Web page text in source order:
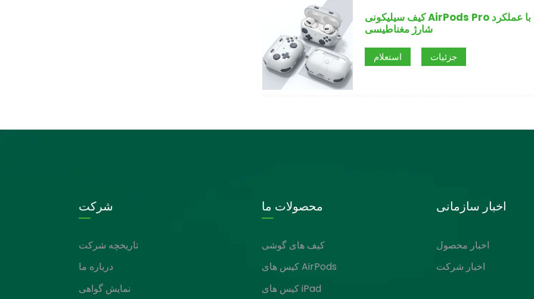
کیف سیلیکونی AirPods Pro طراحی شده با کنترلر بازی با کیفیت بالا با عملکرد
شارژ مغناطیسی
استعلام جزئیات
شرکت
تاریخچه شرکت
درباره ما
نمایش گواهی
محصولات ما
کیف های گوشی
کیس های AirPods
کیس های iPad
اخبار سازمانی
اخبار محصول
اخبار شرکت